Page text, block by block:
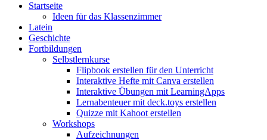
Startseite
Ideen für das Klassenzimmer
Latein
Geschichte
Fortbildungen
Selbstlernkurse
Flipbook erstellen für den Unterricht
Interaktive Hefte mit Canva erstellen
Interaktive Übungen mit LearningApps
Lernabenteuer mit deck.toys erstellen
Quizze mit Kahoot erstellen
Workshops
Aufzeichnungen